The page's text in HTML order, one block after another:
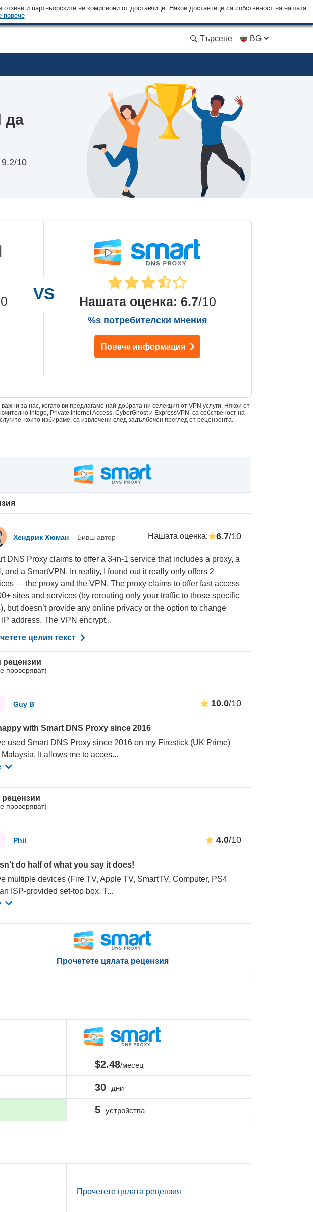
и партньорските ни комисиони от доставчици. Някои доставчици са собственост на нашата
повече
Търсене BG
да
10
Нашата оценка: 6.7/10
%s потребителски мнения
Повече информация
за нас, когато ви предлагаме най-добрата ни селекция от VPN услуги. Някои от
Intego, Private Internet Access, CyberGhost и ExpressVPN, са собственост на
които избираме, са извлечени след задълбочен преглед от рецензента.
рецензии
проверяват)
рецензии
проверяват)
Хендрик Хюман Бивш автор Нашата оценка: 6.7/10
DNS Proxy claims to offer a 3-in-1 service that includes a proxy, a
and a SmartVPN. In reality, I found out it really only offers 2
— the proxy and the VPN. The proxy claims to offer fast access
sites and services (by rerouting only your traffic to those specific
but doesn’t provide any online privacy or the option to change
address. The VPN encrypt...
целия текст
Guy B 10.0/10
with Smart DNS Proxy since 2016
used Smart DNS Proxy since 2016 on my Firestick (UK Prime)
Malaysia. It allows me to acces...
Phil 4.0/10
do half of what you say it does!
multiple devices (Fire TV, Apple TV, SmartTV, Computer, PS4
ISP-provided set-top box. T...
Прочетете цялата рецензия
$2.48/месец
30 дни
5 устройства
Прочетете цялата рецензия